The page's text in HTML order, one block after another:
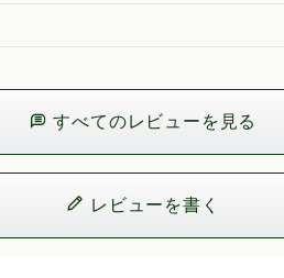
すべてのレビューを見る
レビューを書く